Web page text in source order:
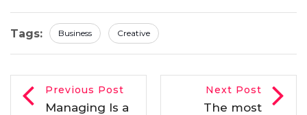
Tags: Business Creative
Previous Post
Managing Is a
Next Post
The most